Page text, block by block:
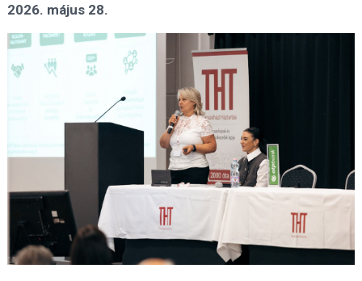
2026. május 28.